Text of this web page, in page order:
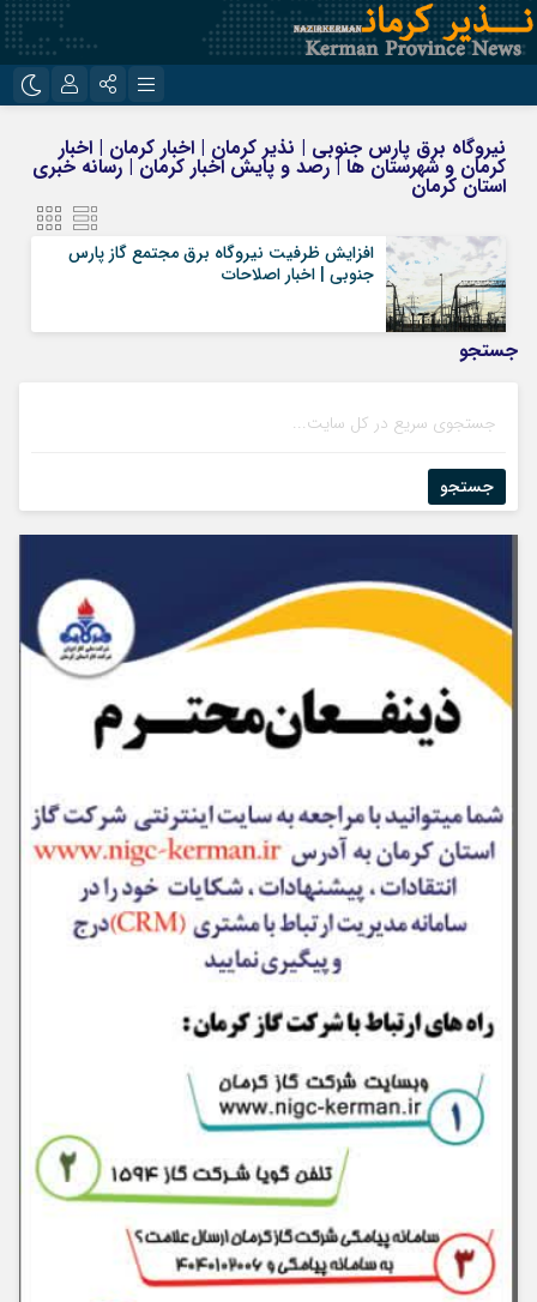
روبیکا
ایتا
مرا به خاطر بسپار
نیروگاه برق پارس جنوبی | نذیر کرمان | اخبار کرمان | اخبار
کرمان و شهرستان ها | رصد و پایش اخبار کرمان | رسانه خبری
استان کرمان
افزایش ظرفیت نیروگاه برق مجتمع گاز پارس
جنوبی | اخبار اصلاحات
جستجو
جستجو